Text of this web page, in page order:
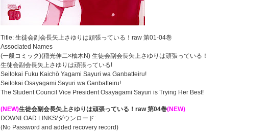
Title: 生徒会副会長矢上さゆりは頑張っている！raw 第01-04巻
Associated Names
(一般コミック)(稲光伸二×柚木N) 生徒会副会長矢上さゆりは頑張っている！
生徒会副会長矢上さゆりは頑張っている!
Seitokai Fuku Kaichō Yagami Sayuri wa Ganbatteiru!
Seitokai Osayagami Sayuri wa Ganbatteiru!
The Student Council Vice President Osayagami Sayuri is Trying Her Best!
(NEW)生徒会副会長矢上さゆりは頑張っている！raw 第04巻(NEW)
DOWNLOAD LINKS/ダウンロード:
(No Password and added recovery record)